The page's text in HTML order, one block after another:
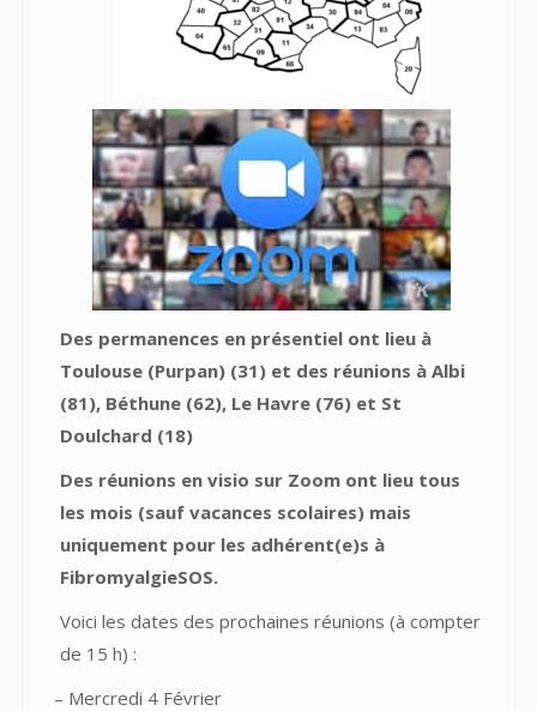
Des permanences en présentiel ont lieu à
Toulouse (Purpan) (31) et des réunions à Albi
(81), Béthune (62), Le Havre (76) et St
Doulchard (18)
Des réunions en visio sur Zoom ont lieu tous
les mois (sauf vacances scolaires) mais
uniquement pour les adhérent(e)s à
FibromyalgieSOS.
Voici les dates des prochaines réunions (à compter
de 15 h) :
– Mercredi 4 Février